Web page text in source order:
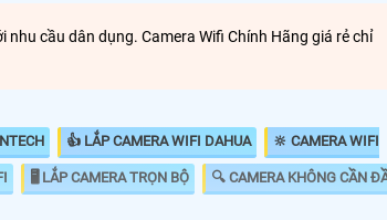
cầu dân dụng. Camera Wifi Chính Hãng giá rẻ chỉ
👍 LẮP CAMERA WIFI DAHUA 🔆 CAMERA WIFI
🖥 LẮP CAMERA TRỌN BỘ 🔍 CAMERA KHÔNG CẦN